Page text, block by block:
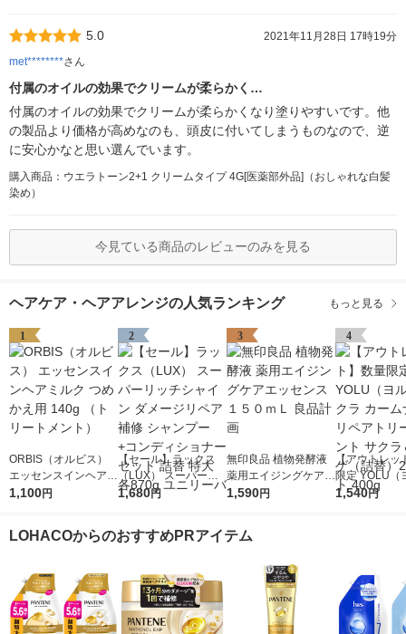
5.0
2021年11月28日 17時19分
met********さん
付属のオイルの効果でクリームが柔らかく…
付属のオイルの効果でクリームが柔らかくなり塗りやすいです。他
の製品より価格が高めなのも、頭皮に付いてしまうものなので、逆
に安心かなと思い選んでいます。
購入商品：ウエラトーン2+1 クリームタイプ 4G[医薬部外品]（おしゃれな白髪
染め）
今見ている商品のレビューのみを見る
ヘアケア・ヘアアレンジの人気ランキング もっと見る
1
ORBIS（オルビス）
エッセンスインヘアミ
ルク つめかえ用 140g
1,100円
2
【セール】ラックス
（LUX） スーパーリ
ッチシャイン ダメー
ー セット 詰替 特大 各
1,680円
3
無印良品 植物発酵液
薬用エイジングケアエ
ッセンス １５０ｍＬ
1,590円
4
【アウトレッ
限定 YOLU（
サクラ カー
1,540円
LOHACOからのおすすめPRアイテム